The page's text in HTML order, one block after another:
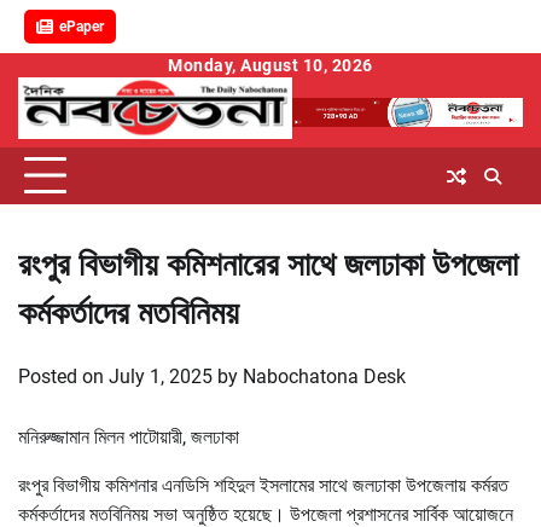
ePaper
content
Monday, August 10, 2026
রংপুর বিভাগীয় কমিশনারের সাথে জলঢাকা উপজেলা
কর্মকর্তাদের মতবিনিময়
Posted on July 1, 2025 by Nabochatona Desk
মনিরুজ্জামান মিলন পাটোয়ারী, জলঢাকা
রংপুর বিভাগীয় কমিশনার এনডিসি শহিদুল ইসলামের সাথে জলঢাকা উপজেলায় কর্মরত
কর্মকর্তাদের মতবিনিময় সভা অনুষ্ঠিত হয়েছে। উপজেলা প্রশাসনের সার্বিক আয়োজনে